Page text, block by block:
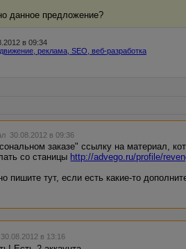
данное предложение?
в 09:34
реклама, SEO, веб-разработка
30.08.2012 в 09:36
заказе" ссылку на материал,
со станицы http://advego.ru/profile/
пишите тут, если есть какие-то
в 13:16